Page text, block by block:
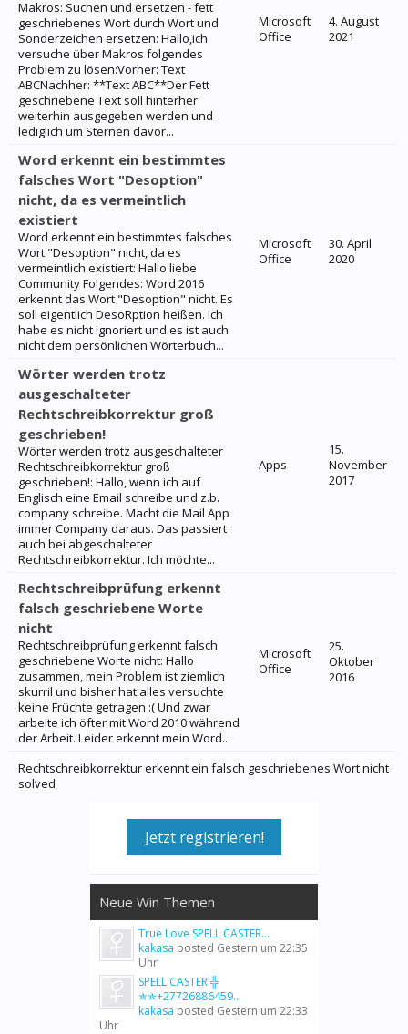
Makros: Suchen und ersetzen - fett
geschriebenes Wort durch Wort und
Sonderzeichen ersetzen: Hallo,ich
versuche über Makros folgendes
Problem zu lösen:Vorher: Text
ABCNachher: **Text ABC**Der Fett
geschriebene Text soll hinterher
weiterhin ausgegeben werden und
lediglich um Sternen davor...
Microsoft
Office
4. August
2021
Word erkennt ein bestimmtes
falsches Wort "Desoption"
nicht, da es vermeintlich
existiert
Word erkennt ein bestimmtes falsches
Wort "Desoption" nicht, da es
vermeintlich existiert: Hallo liebe
Community Folgendes: Word 2016
erkennt das Wort "Desoption" nicht. Es
soll eigentlich DesoRption heißen. Ich
habe es nicht ignoriert und es ist auch
nicht dem persönlichen Wörterbuch...
Microsoft
Office
30. April
2020
Wörter werden trotz
ausgeschalteter
Rechtschreibkorrektur groß
geschrieben!
Wörter werden trotz ausgeschalteter
Rechtschreibkorrektur groß
geschrieben!: Hallo, wenn ich auf
Englisch eine Email schreibe und z.b.
company schreibe. Macht die Mail App
immer Company daraus. Das passiert
auch bei abgeschalteter
Rechtschreibkorrektur. Ich möchte...
Apps
15.
November
2017
Rechtschreibprüfung erkennt
falsch geschriebene Worte
nicht
Rechtschreibprüfung erkennt falsch
geschriebene Worte nicht: Hallo
zusammen, mein Problem ist ziemlich
skurril und bisher hat alles versuchte
keine Früchte getragen :( Und zwar
arbeite ich öfter mit Word 2010 während
der Arbeit. Leider erkennt mein Word...
Microsoft
Office
25.
Oktober
2016
Rechtschreibkorrektur erkennt ein falsch geschriebenes Wort nicht
solved
Jetzt registrieren!
Neue Win Themen
True Love SPELL CASTER...
kakasa posted Gestern um 22:35
Uhr
SPELL CASTER ╬
✯✯+27726886459...
kakasa posted Gestern um 22:33
Uhr